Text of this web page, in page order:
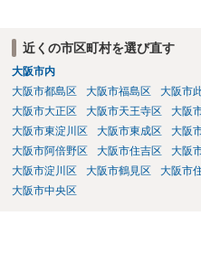
近くの市区町村を選び直す
大阪市内
大阪市都島区
大阪市福島区 大阪市
大阪市大正区
大阪市天王寺区 大阪
大阪市東淀川区
大阪市東成区 大阪
大阪市阿倍野区
大阪市住吉区 大阪
大阪市淀川区
大阪市鶴見区 大阪市
大阪市中央区